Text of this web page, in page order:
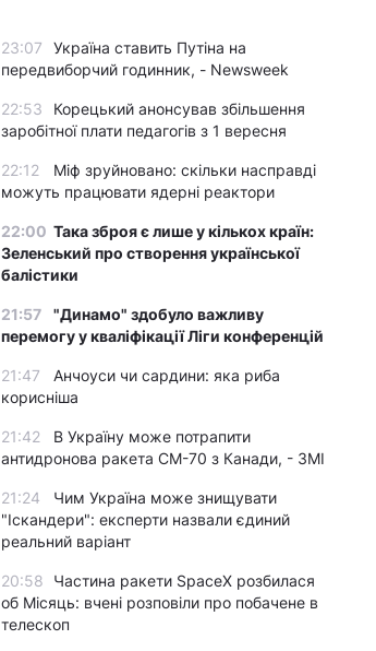
23:07
Україна ставить Путіна на
передвиборчий годинник, - Newsweek
22:53
Корецький анонсував збільшення
заробітної плати педагогів з 1 вересня
22:12
Міф зруйновано: скільки насправді
можуть працювати ядерні реактори
22:00 Така зброя є лише у кількох країн:
Зеленський про створення української
балістики
21:57
"Динамо" здобуло важливу
перемогу у кваліфікації Ліги конференцій
21:47
Анчоуси чи сардини: яка риба
корисніша
21:42
В Україну може потрапити
антидронова ракета CM-70 з Канади, - ЗМІ
21:24
Чим Україна може знищувати
"Іскандери": експерти назвали єдиний
реальний варіант
20:58
Частина ракети SpaceX розбилася
об Місяць: вчені розповіли про побачене в
телескоп